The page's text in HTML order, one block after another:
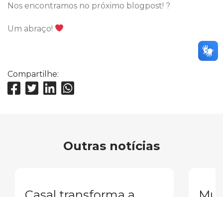
Nos encontramos no próximo blogpost! ?
Um abraço!
Compartilhe:
Outras notícias